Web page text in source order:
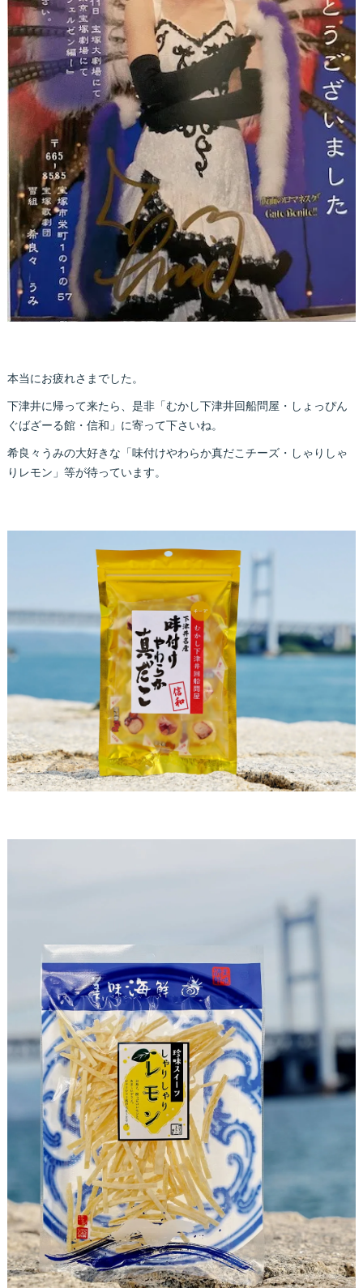
本当にお疲れさまでした。
下津井に帰って来たら、是非「むかし下津井回船問屋・しょっぴん
ぐばざーる館・信和」に寄って下さいね。
希良々うみの大好きな「味付けやわらか真だこチーズ・しゃりしゃ
りレモン」等が待っています。